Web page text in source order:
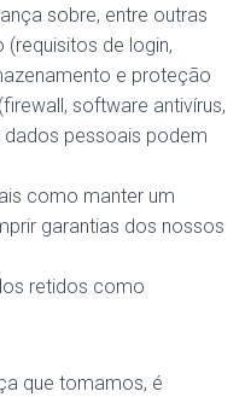
sobre, entre outras
de login,
e proteção
software antivírus,
pessoais podem
como manter um
garantias dos nossos
retidos como
que tomamos, é